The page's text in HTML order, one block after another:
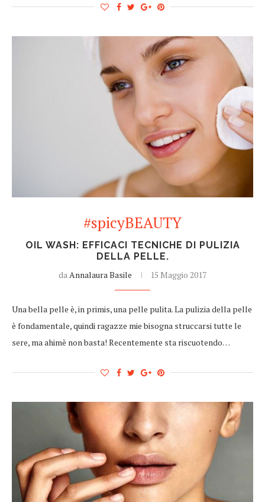
#spicyBEAUTY
OIL WASH: EFFICACI TECNICHE DI PULIZIA
DELLA PELLE.
daAnnalaura Basile 15 Maggio 2017
Una bella pelle è, in primis, una pelle pulita. La pulizia della pelle
è fondamentale, quindi ragazze mie bisogna struccarsi tutte le
sere, ma ahimè non basta! Recentemente sta riscuotendo…